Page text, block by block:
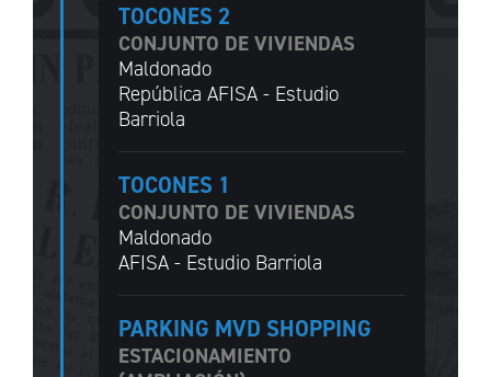
TOCONES 2
CONJUNTO DE VIVIENDAS
Maldonado
República AFISA - Estudio
Barriola
TOCONES 1
CONJUNTO DE VIVIENDAS
Maldonado
AFISA - Estudio Barriola
PARKING MVD SHOPPING
ESTACIONAMIENTO